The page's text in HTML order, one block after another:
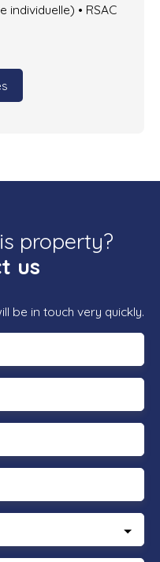
• RSAC
property?
us
be in touch very quickly.